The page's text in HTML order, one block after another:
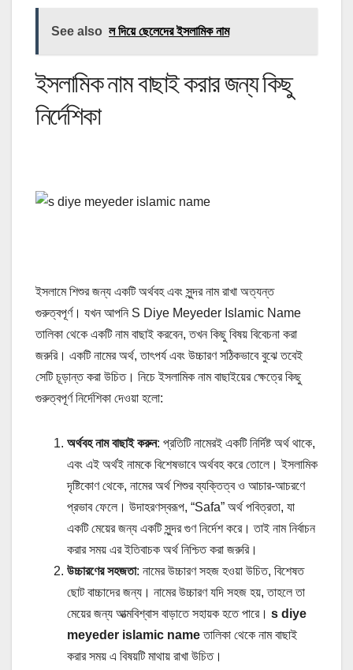
See also ল দিয়ে ছেলেদের ইসলামিক নাম
ইসলামিক নাম বাছাই করার জন্য কিছু
নির্দেশিকা
ইসলামে শিশুর জন্য একটি অর্থবহ এবং সুন্দর নাম রাখা অত্যন্ত
গুরুত্বপূর্ণ। যখন আপনি S Diye Meyeder Islamic Name
তালিকা থেকে একটি নাম বাছাই করবেন, তখন কিছু বিষয় বিবেচনা করা
জরুরি। একটি নামের অর্থ, তাৎপর্য এবং উচ্চারণ সঠিকভাবে বুঝে তবেই
সেটি চূড়ান্ত করা উচিত। নিচে ইসলামিক নাম বাছাইয়ের ক্ষেত্রে কিছু
গুরুত্বপূর্ণ নির্দেশিকা দেওয়া হলো:
অর্থবহ নাম বাছাই করুন: প্রতিটি নামেরই একটি নির্দিষ্ট অর্থ থাকে,
এবং এই অর্থই নামকে বিশেষভাবে অর্থবহ করে তোলে। ইসলামিক
দৃষ্টিকোণ থেকে, নামের অর্থ শিশুর ব্যক্তিত্ব ও আচার-আচরণে
প্রভাব ফেলে। উদাহরণস্বরূপ, “Safa” অর্থ পবিত্রতা, যা
একটি মেয়ের জন্য একটি সুন্দর গুণ নির্দেশ করে। তাই নাম নির্বাচন
করার সময় এর ইতিবাচক অর্থ নিশ্চিত করা জরুরি।
উচ্চারণের সহজতা: নামের উচ্চারণ সহজ হওয়া উচিত, বিশেষত
ছোট বাচ্চাদের জন্য। নামের উচ্চারণ যদি সহজ হয়, তাহলে তা
মেয়ের জন্য আত্মবিশ্বাস বাড়াতে সহায়ক হতে পারে। s diye
meyeder islamic nameতালিকা থেকে নাম বাছাই
করার সময় এ বিষয়টি মাথায় রাখা উচিত।